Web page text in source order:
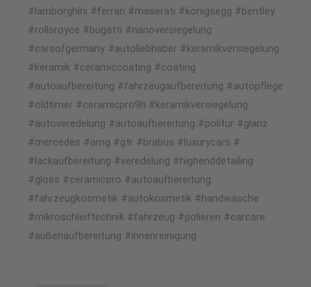
#lamborghini #ferrari #maserati #königsegg #bentley
#rollsroyce #bugatti #nanoversiegelung
#carsofgermany #autoliebhaber #keramikversiegelung
#keramik #ceramiccoating #coating
#autoaufbereitung #fahrzeugaufbereitung #autopflege
#oldtimer #ceramicpro9h #keramikversiegelung
#autoveredelung #autoaufbereitung #politur #glanz
#mercedes #amg #gtr #brabus #luxurycars #
#lackaufbereitung #veredelung #highenddetailing
#gloss #ceramicpro #autoaufbereitung
#fahrzeugkosmetik #autokosmetik #handwäsche
#mikroschleiftechnik #fahrzeug #polieren #carcare
#außenaufbereitung #innenreinigung